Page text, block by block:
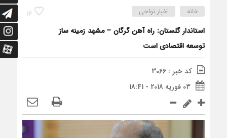
14 خانه اخبار نواحی
استاندار گلستان: راه آهن گرگان – مشهد زمینه ساز
توسعه اقتصادی است
کد خبر : 3066
03 فوریه 2018 - 18:41